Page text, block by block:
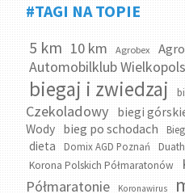
#TAGI NA TOPIE
5 km 10 km Agrobex
Automobilklub
biegaj i zwiedzaj
Czekoladowy
biegi
Wody bieg po schodach
dieta Domix AGD Poznań
Korona Polskich Półmaratonów
Półmaratonie
Koronawirus